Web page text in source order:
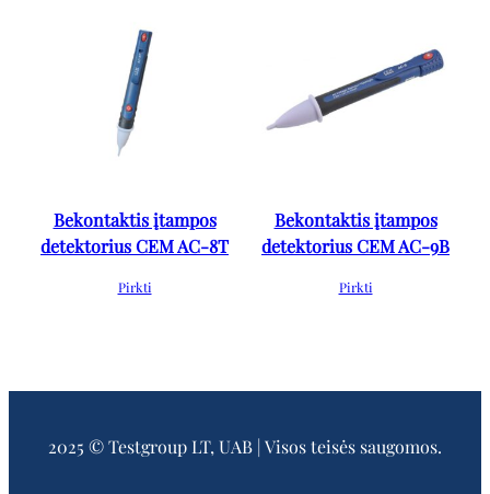
Bekontaktis įtampos
detektorius CEM AC-8T
Pirkti
Bekontaktis įtampos
detektorius CEM AC-9B
Pirkti
2025 © Testgroup LT, UAB | Visos teisės saugomos.